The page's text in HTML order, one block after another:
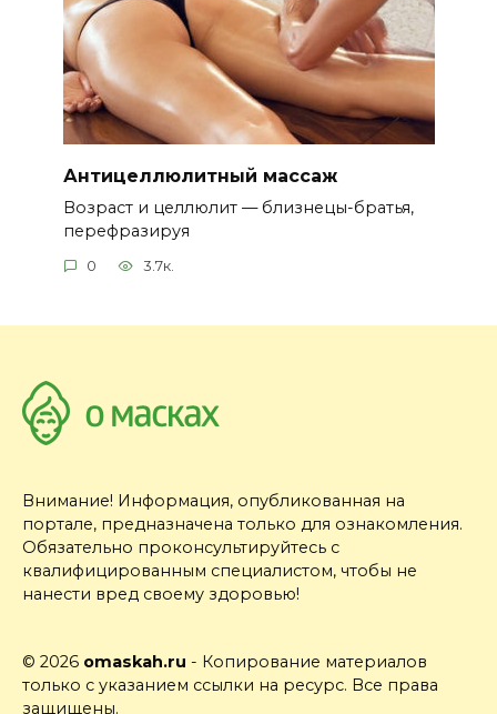
Антицеллюлитный массаж
Возраст и целлюлит — близнецы-братья,
перефразируя
0 3.7к.
Внимание! Информация, опубликованная на
портале, предназначена только для ознакомления.
Обязательно проконсультируйтесь с
квалифицированным специалистом, чтобы не
нанести вред своему здоровью!
© 2026 omaskah.ru - Копирование материалов
только с указанием ссылки на ресурс. Все права
защищены.